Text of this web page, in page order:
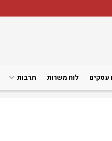
עסקים לוח משרות תרבות